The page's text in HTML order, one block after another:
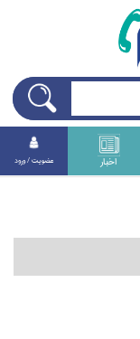
اخبار عضويت / ورود